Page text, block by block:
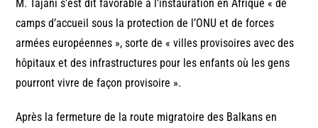
M. Tajani s’est dit favorable à l’instauration en Afrique « de
camps d’accueil sous la protection de l’ONU et de forces
armées européennes », sorte de « villes provisoires avec des
hôpitaux et des infrastructures pour les enfants où les gens
pourront vivre de façon provisoire ».
Après la fermeture de la route migratoire des Balkans en